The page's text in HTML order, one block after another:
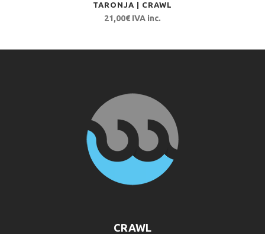
TARONJA | CRAWL
21,00€ IVA inc.
CRAWL